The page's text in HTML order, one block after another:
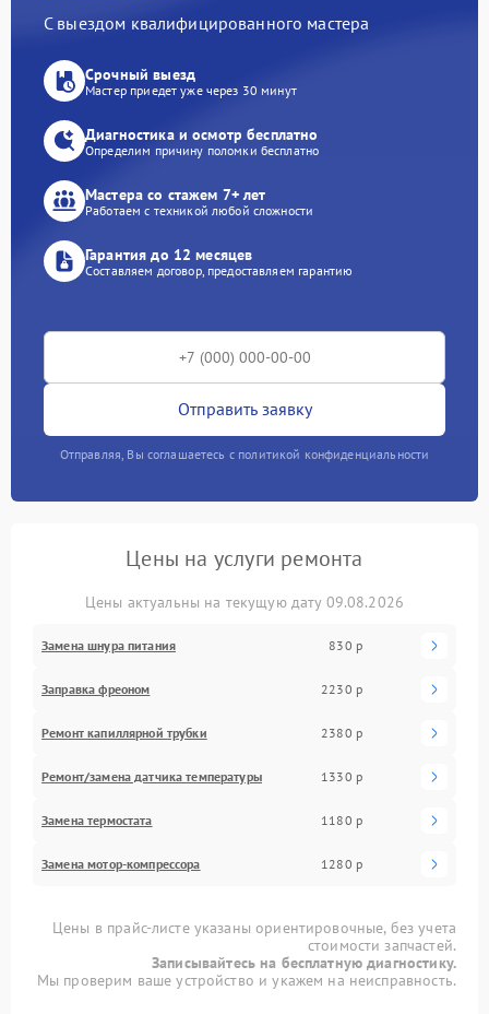
С выездом квалифицированного мастера
Срочный выезд
Мастер приедет уже через 30 минут
Диагностика и осмотр бесплатно
Определим причину поломки бесплатно
Мастера со стажем 7+ лет
Работаем с техникой любой сложности
Гарантия до 12 месяцев
Составляем договор, предоставляем гарантию
Отправить заявку
Отправляя, Вы соглашаетесь с политикой конфиденциальности
Цены на услуги ремонта
Цены актуальны на текущую дату 09.08.2026
Замена шнура питания 830 р
Заправка фреоном 2230 р
Ремонт капиллярной трубки 2380 р
Ремонт/замена датчика температуры 1330 р
Замена термостата 1180 р
Замена мотор-компрессора 1280 р
Цены в прайс-листе указаны ориентировочные, без учета
стоимости запчастей.
Записывайтесь на бесплатную диагностику.
Мы проверим ваше устройство и укажем на неисправность.